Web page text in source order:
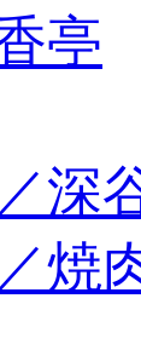
亭
深
焼